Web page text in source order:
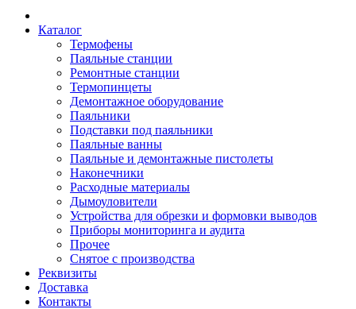
Каталог
Термофены
Паяльные станции
Ремонтные станции
Термопинцеты
Демонтажное оборудование
Паяльники
Подставки под паяльники
Паяльные ванны
Паяльные и демонтажные пистолеты
Наконечники
Расходные материалы
Дымоуловители
Устройства для обрезки и формовки выводов
Приборы мониторинга и аудита
Прочее
Снятое с производства
Реквизиты
Доставка
Контакты